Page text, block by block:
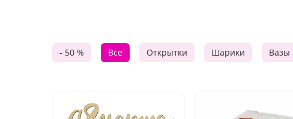
- 50 % Все Открытки Шарики Вазы